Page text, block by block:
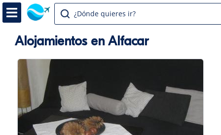
¿Dónde quieres ir?
Alojamientos en Alfacar